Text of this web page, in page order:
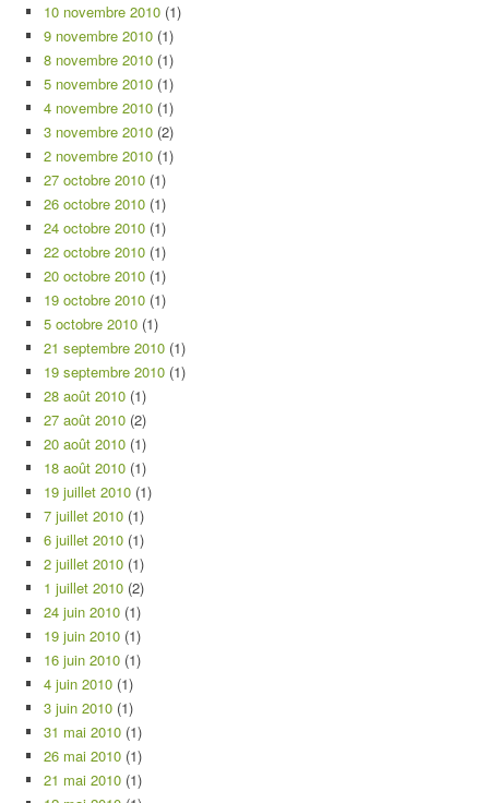
10 novembre 2010 (1)
9 novembre 2010 (1)
8 novembre 2010 (1)
5 novembre 2010 (1)
4 novembre 2010 (1)
3 novembre 2010 (2)
2 novembre 2010 (1)
27 octobre 2010 (1)
26 octobre 2010 (1)
24 octobre 2010 (1)
22 octobre 2010 (1)
20 octobre 2010 (1)
19 octobre 2010 (1)
5 octobre 2010 (1)
21 septembre 2010 (1)
19 septembre 2010 (1)
28 août 2010 (1)
27 août 2010 (2)
20 août 2010 (1)
18 août 2010 (1)
19 juillet 2010 (1)
7 juillet 2010 (1)
6 juillet 2010 (1)
2 juillet 2010 (1)
1 juillet 2010 (2)
24 juin 2010 (1)
19 juin 2010 (1)
16 juin 2010 (1)
4 juin 2010 (1)
3 juin 2010 (1)
31 mai 2010 (1)
26 mai 2010 (1)
21 mai 2010 (1)